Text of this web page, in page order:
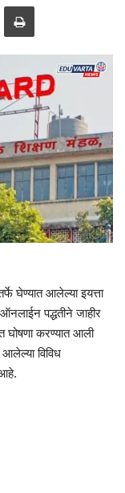
घेण्यात आलेल्या इयत्ता
ऑनलाईन पद्धतीने जाहीर
घोषणा करण्यात आली
विविध